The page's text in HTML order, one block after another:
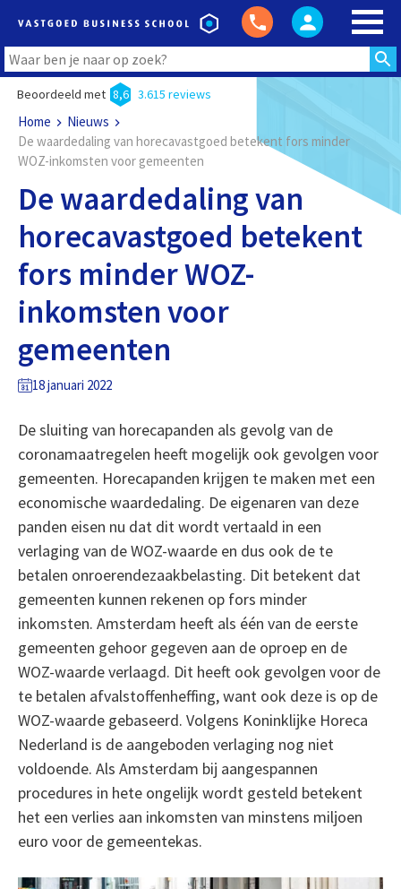
Beoordeeld met 8,6 3.615 reviews
Home
Nieuws
De waardedaling van horecavastgoed betekent fors minder
WOZ-inkomsten voor gemeenten
De waardedaling van
horecavastgoed betekent
fors minder WOZ-
inkomsten voor
gemeenten
18 januari 2022
De sluiting van horecapanden als gevolg van de
coronamaatregelen heeft mogelijk ook gevolgen voor
gemeenten. Horecapanden krijgen te maken met een
economische waardedaling. De eigenaren van deze
panden eisen nu dat dit wordt vertaald in een
verlaging van de WOZ-waarde en dus ook de te
betalen onroerendezaakbelasting. Dit betekent dat
gemeenten kunnen rekenen op fors minder
inkomsten. Amsterdam heeft als één van de eerste
gemeenten gehoor gegeven aan de oproep en de
WOZ-waarde verlaagd. Dit heeft ook gevolgen voor de
te betalen afvalstoffenheffing, want ook deze is op de
WOZ-waarde gebaseerd. Volgens Koninklijke Horeca
Nederland is de aangeboden verlaging nog niet
voldoende. Als Amsterdam bij aangespannen
procedures in hete ongelijk wordt gesteld betekent
het een verlies aan inkomsten van minstens miljoen
euro voor de gemeentekas.